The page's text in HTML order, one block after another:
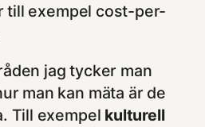
till exempel cost-per-
jag tycker man
man kan mäta är de
Till exempel kulturell